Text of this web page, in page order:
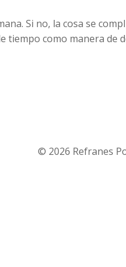
Si no, la cosa se
tiempo como manera
© 2026 Refranes